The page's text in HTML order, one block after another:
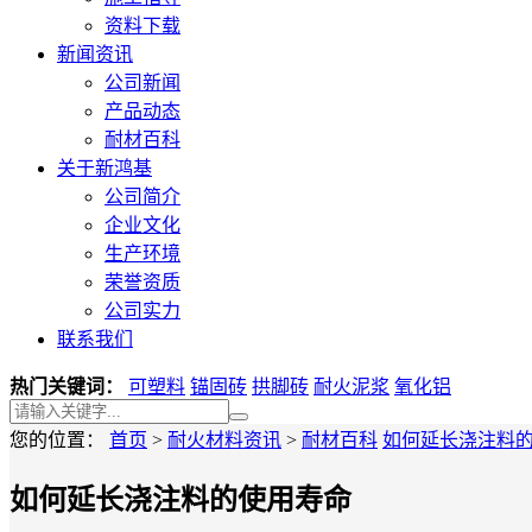
资料下载
新闻资讯
公司新闻
产品动态
耐材百科
关于新鸿基
公司简介
企业文化
生产环境
荣誉资质
公司实力
联系我们
热门关键词： 可塑料 锚固砖 拱脚砖 耐火泥浆 氧化铝
您的位置： 首页 > 耐火材料资讯 > 耐材百科 如何延长浇注料
如何延长浇注料的使用寿命